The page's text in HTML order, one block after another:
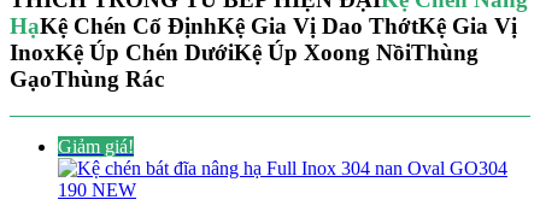
HạKệ Chén Cố ĐịnhKệ Gia Vị Dao ThớtKệ Gia Vị
InoxKệ Úp Chén DướiKệ Úp Xoong NồiThùng
GạoThùng Rác
Giảm giá!